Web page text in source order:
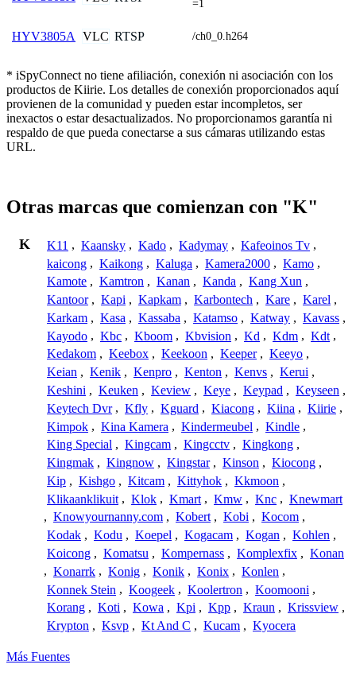
=1
HYV3805A VLC RTSP /ch0_0.h264
* iSpyConnect no tiene afiliación, conexión ni asociación con los
productos de Kiirie. Los detalles de conexión proporcionados aquí
provienen de la comunidad y pueden estar incompletos, ser
inexactos o estar desactualizados. No proporcionamos garantía ni
respaldo de que pueda conectarse a sus cámaras utilizando estas
URL.
Otras marcas que comienzan con "K"
K K11 , Kaansky , Kado , Kadymay , Kafeoinos Tv ,
kaicong , Kaikong , Kaluga , Kamera2000 , Kamo ,
Kamote , Kamtron , Kanan , Kanda , Kang Xun ,
Kantoor , Kapi , Kapkam , Karbontech , Kare , Karel ,
Karkam , Kasa , Kassaba , Katamso , Katway , Kavass ,
Kayodo , Kbc , Kboom , Kbvision , Kd , Kdm , Kdt ,
Kedakom , Keebox , Keekoon , Keeper , Keeyo ,
Keian , Kenik , Kenpro , Kenton , Kenvs , Kerui ,
Keshini , Keuken , Keview , Keye , Keypad , Keyseen ,
Keytech Dvr , Kfly , Kguard , Kiacong , Kiina , Kiirie ,
Kimpok , Kina Kamera , Kindermeubel , Kindle ,
King Special , Kingcam , Kingcctv , Kingkong ,
Kingmak , Kingnow , Kingstar , Kinson , Kiocong ,
Kip , Kishgo , Kitcam , Kittyhok , Kkmoon ,
Klikaanklikuit , Klok , Kmart , Kmw , Knc , Knewmart
, Knowyournanny.com , Kobert , Kobi , Kocom ,
Kodak , Kodu , Koepel , Kogacam , Kogan , Kohlen ,
Koicong , Komatsu , Kompernass , Komplexfix , Konan
, Konarrk , Konig , Konik , Konix , Konlen ,
Konnek Stein , Koogeek , Koolertron , Koomooni ,
Korang , Koti , Kowa , Kpi , Kpp , Kraun , Krissview ,
Krypton , Ksvp , Kt And C , Kucam , Kyocera
Más Fuentes